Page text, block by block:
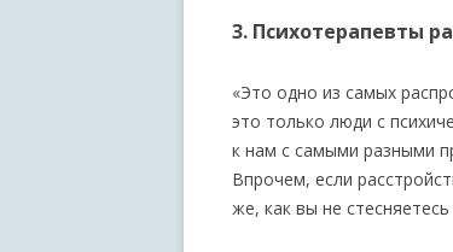
3. Психотерапевты
«Это одно из самых
это только люди с
к нам с самыми разными
Впрочем, если
же, как вы не